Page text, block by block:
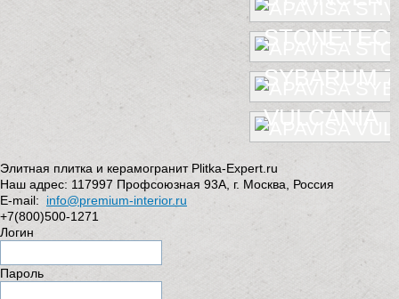
SYBARUM
VULCANIA
Элитная плитка и керамогранит Plitka-Expert.ru
Наш адрес: 117997 Профсоюзная 93А, г. Москва, Россия
E-mail:
info@premium-interior.ru
+7(800)500-1271
Логин
Пароль